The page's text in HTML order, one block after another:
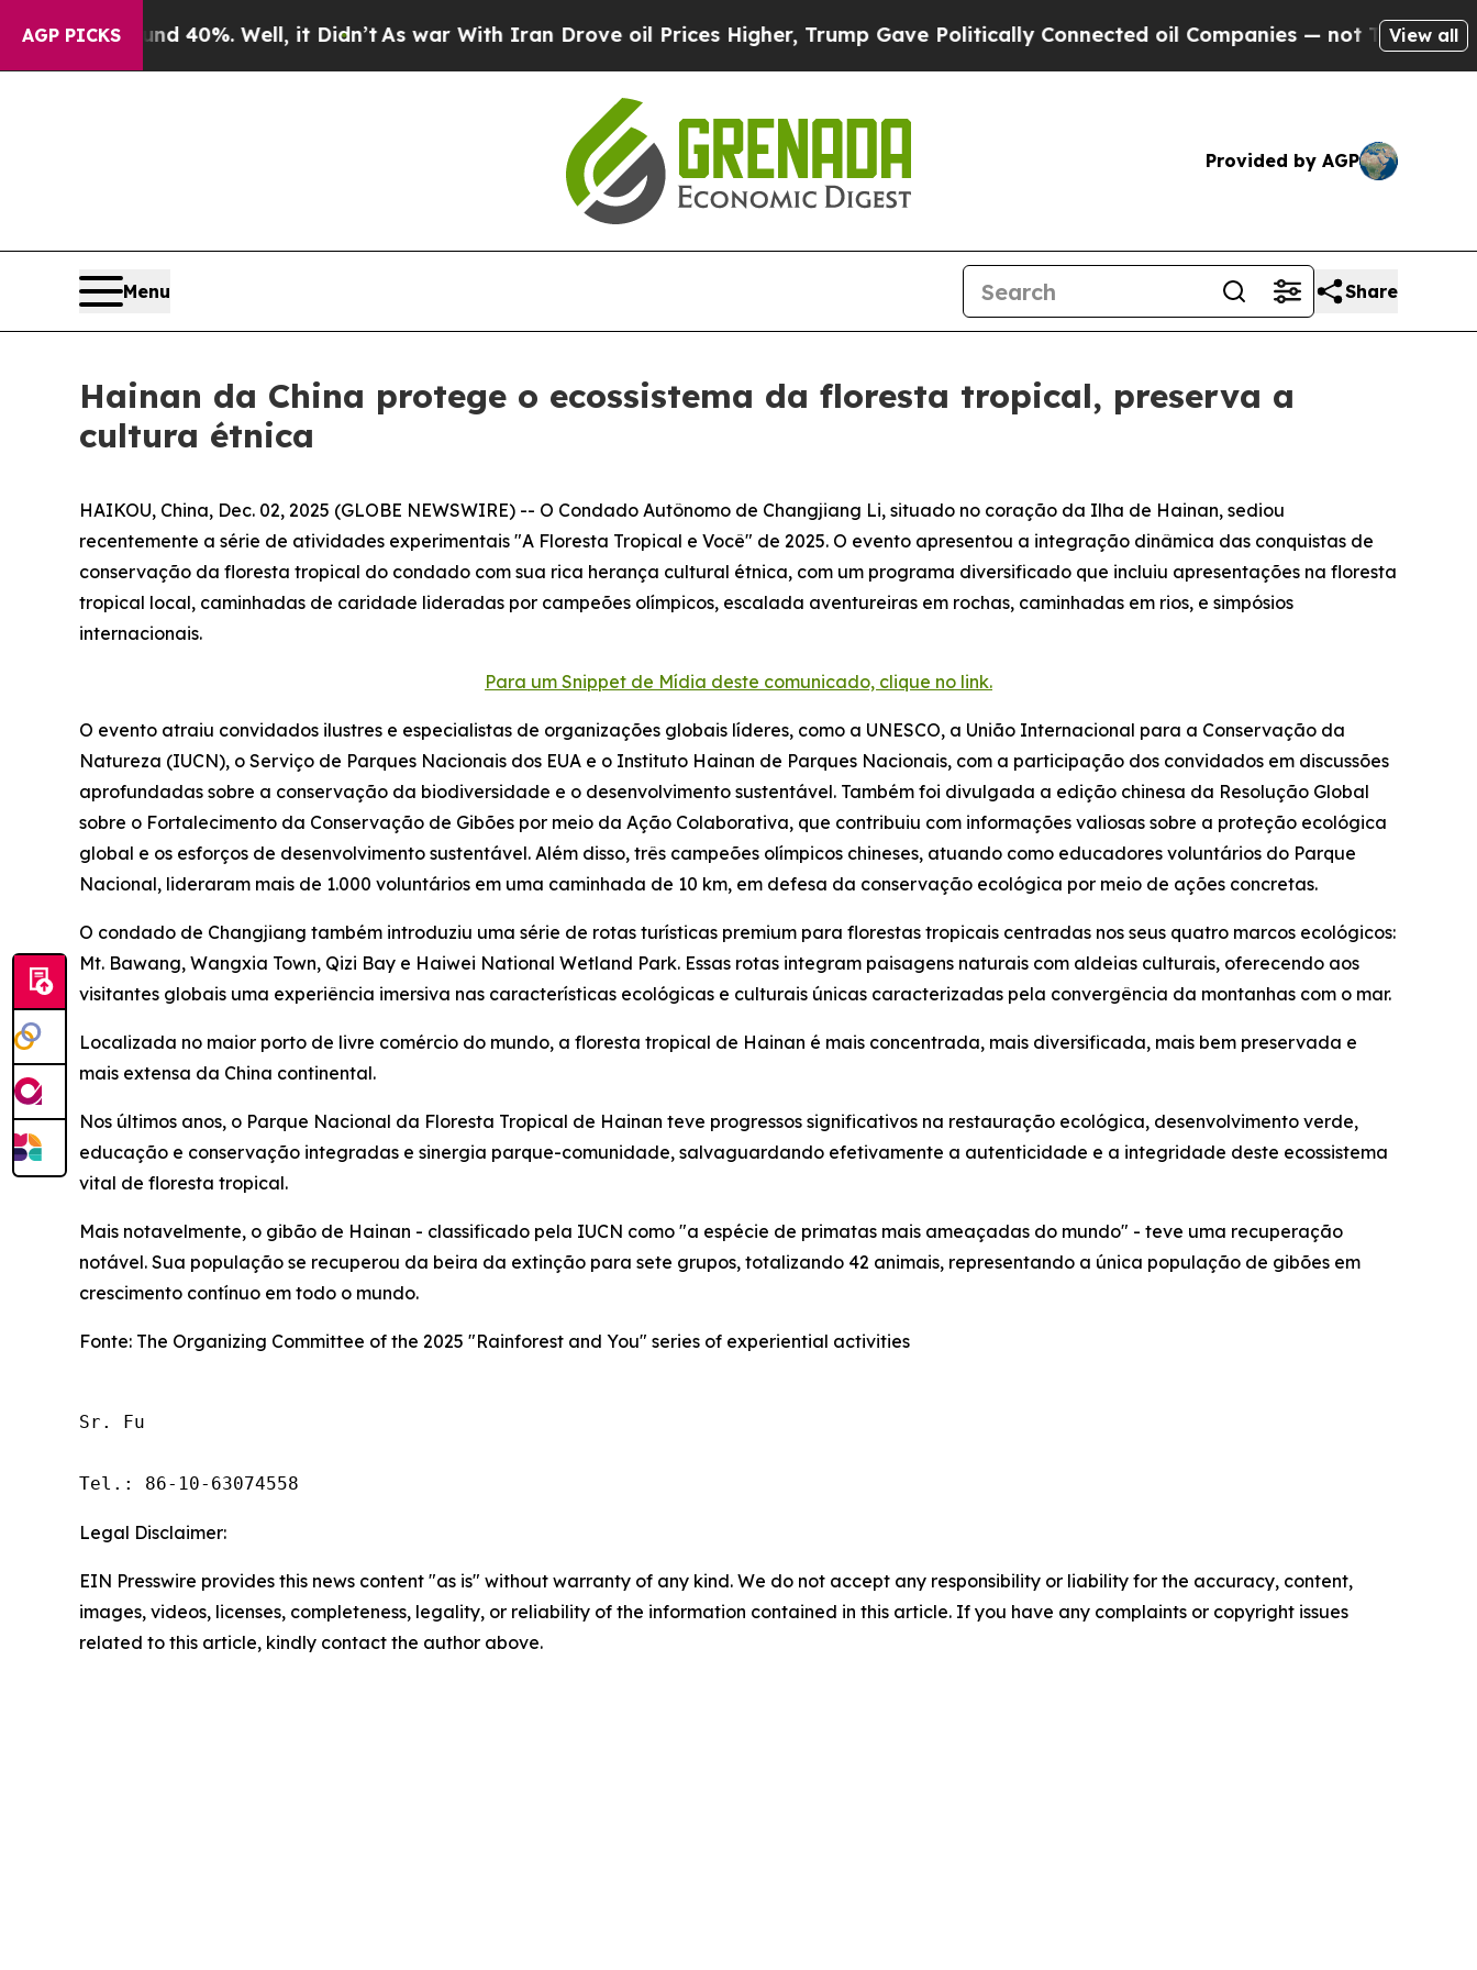
AGP PICKS
Around 40%. Well, it Didn’t As war With Iran Drove oil Prices Higher, Trump Gave Politically Connected oil Companies — not Taxpayers —View all
Provided by AGP
Menu Share
Hainan da China protege o ecossistema da floresta tropical, preserva a
cultura étnica
HAIKOU, China, Dec. 02, 2025 (GLOBE NEWSWIRE) -- O Condado Autônomo de Changjiang Li, situado no coração da Ilha de Hainan, sediou
recentemente a série de atividades experimentais "A Floresta Tropical e Você" de 2025. O evento apresentou a integração dinâmica das conquistas de
conservação da floresta tropical do condado com sua rica herança cultural étnica, com um programa diversificado que incluiu apresentações na floresta
tropical local, caminhadas de caridade lideradas por campeões olímpicos, escalada aventureiras em rochas, caminhadas em rios, e simpósios
internacionais.
Para um Snippet de Mídia deste comunicado, clique no link.
O evento atraiu convidados ilustres e especialistas de organizações globais líderes, como a UNESCO, a União Internacional para a Conservação da
Natureza (IUCN), o Serviço de Parques Nacionais dos EUA e o Instituto Hainan de Parques Nacionais, com a participação dos convidados em discussões
aprofundadas sobre a conservação da biodiversidade e o desenvolvimento sustentável. Também foi divulgada a edição chinesa da Resolução Global
sobre o Fortalecimento da Conservação de Gibões por meio da Ação Colaborativa, que contribuiu com informações valiosas sobre a proteção ecológica
global e os esforços de desenvolvimento sustentável. Além disso, três campeões olímpicos chineses, atuando como educadores voluntários do Parque
Nacional, lideraram mais de 1.000 voluntários em uma caminhada de 10 km, em defesa da conservação ecológica por meio de ações concretas.
O condado de Changjiang também introduziu uma série de rotas turísticas premium para florestas tropicais centradas nos seus quatro marcos ecológicos:
Mt. Bawang, Wangxia Town, Qizi Bay e Haiwei National Wetland Park. Essas rotas integram paisagens naturais com aldeias culturais, oferecendo aos
visitantes globais uma experiência imersiva nas características ecológicas e culturais únicas caracterizadas pela convergência da montanhas com o mar.
Localizada no maior porto de livre comércio do mundo, a floresta tropical de Hainan é mais concentrada, mais diversificada, mais bem preservada e
mais extensa da China continental.
Nos últimos anos, o Parque Nacional da Floresta Tropical de Hainan teve progressos significativos na restauração ecológica, desenvolvimento verde,
educação e conservação integradas e sinergia parque-comunidade, salvaguardando efetivamente a autenticidade e a integridade deste ecossistema
vital de floresta tropical.
Mais notavelmente, o gibão de Hainan - classificado pela IUCN como "a espécie de primatas mais ameaçadas do mundo" - teve uma recuperação
notável. Sua população se recuperou da beira da extinção para sete grupos, totalizando 42 animais, representando a única população de gibões em
crescimento contínuo em todo o mundo.
Fonte: The Organizing Committee of the 2025 "Rainforest and You" series of experiential activities
Sr. Fu
Tel.: 86-10-63074558
Legal Disclaimer:
EIN Presswire provides this news content "as is" without warranty of any kind. We do not accept any responsibility or liability for the accuracy, content,
images, videos, licenses, completeness, legality, or reliability of the information contained in this article. If you have any complaints or copyright issues
related to this article, kindly contact the author above.